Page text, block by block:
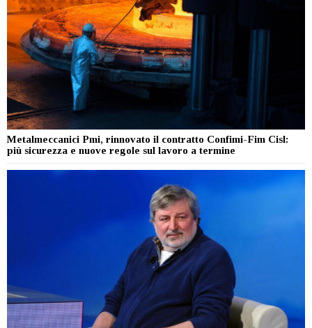
Metalmeccanici Pmi, rinnovato il contratto Confimi-Fim Cisl:
più sicurezza e nuove regole sul lavoro a termine